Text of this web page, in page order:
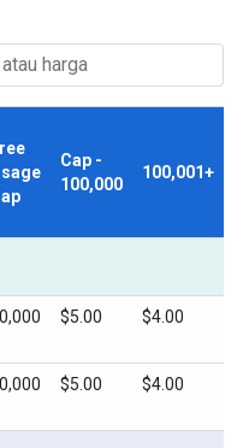
Cap -
100,000
100,001+
$5.00 $4.00
$5.00 $4.00